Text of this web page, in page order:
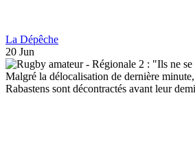
La Dépêche
20 Jun